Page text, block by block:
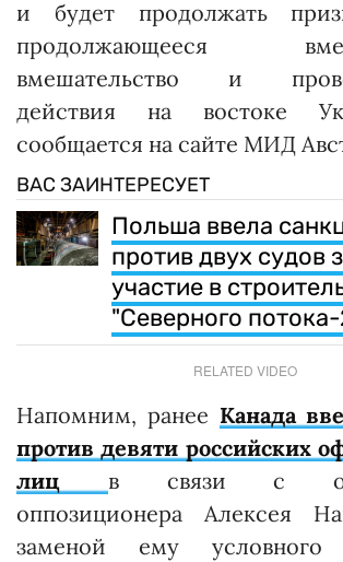
и будет продолжать
продолжающееся
вмешательство и
действия на востоке
сообщается на сайте МИД
ВАС ЗАИНТЕРЕСУЕТ
Польша ввела
против двух судов
участие в
"Северного
RELATED VIDEO
Напомним, ранее Канада
против девяти российских
лиц в связи с
оппозиционера Алексея
заменой ему